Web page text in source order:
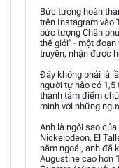
Bức tượng hoàn
trên Instagram vào
bức tượng Chân
thế giới" - một
truyền, nhận được
Đây không phải là
người tự hào có 1,5
thành tâm điểm
mình với những
Anh là ngôi sao
Nickelodeon, El
năm ngoái, anh đã
Augustine cao hơn